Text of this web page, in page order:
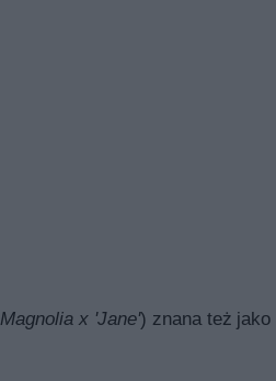
Magnolia x 'Jane') znana też jako